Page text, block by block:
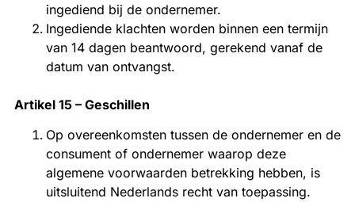
ingediend bij de ondernemer.
Ingediende klachten worden binnen een termijn
van 14 dagen beantwoord, gerekend vanaf de
datum van ontvangst.
Artikel 15 – Geschillen
Op overeenkomsten tussen de ondernemer en de
consument of ondernemer waarop deze
algemene voorwaarden betrekking hebben, is
uitsluitend Nederlands recht van toepassing.